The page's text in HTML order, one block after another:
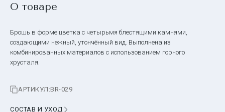
О товаре
Брошь в форме цветка с четырьмя блестящими камнями,
создающими нежный, утончённый вид. Выполнена из
комбинированных материалов с использованием горного
хрусталя.
АРТИКУЛ:BR-029
СОСТАВ И УХОД